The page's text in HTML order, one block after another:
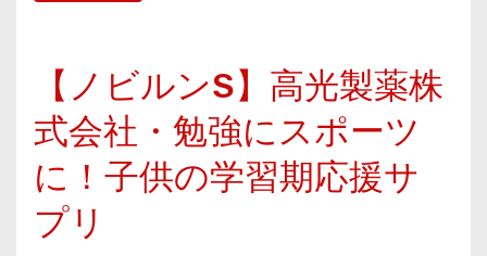
【ノビルンS】高光製薬株
式会社・勉強にスポーツ
に！子供の学習期応援サ
プリ